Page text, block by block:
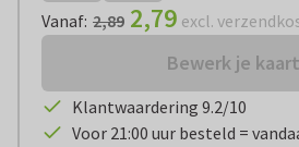
Vanaf: 2,89 2,79 excl.
Bewerk je kaart
Klantwaardering 9.2/10
Voor 21:00 uur besteld =